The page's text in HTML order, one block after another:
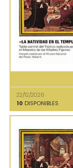
22/12/2026
10 DISPONIBLES